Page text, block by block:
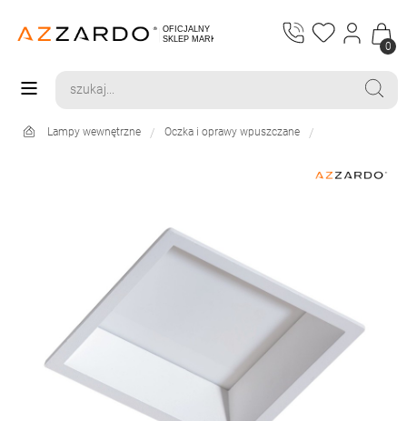
0
Lampy wewnętrzne Oczka i oprawy wpuszczane